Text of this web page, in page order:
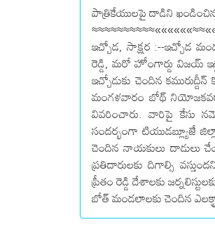
పాత్రికేయులపై దాడిని
ఇచ్చోడ, సాక్షర :--ఇచ్చోడ
రెడ్డి, మరో హోంగార్డు విజయ్
ఇచ్చోడుకు చెందిన
మంగళవారం బోథ్
వివరించారు. వారిపై కేసు
సందర్భంగా టియుడబ్ల్యూజే
చెందిన నాయకులు దాడులు
ప్రతిదారులకు దిగాల్సి
ప్రీతం రెడ్డి దేశాలకు
బోత్ మండలాలకు చెందిన